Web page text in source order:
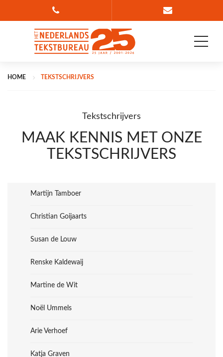
Bel 088 835 78 36 Ga naar
HOME TEKSTSCHRIJVERS
Tekstschrijvers
MAAK KENNIS MET ONZE
TEKSTSCHRIJVERS
Martijn Tamboer
Christian Goijaarts
Susan de Louw
Renske Kaldewaij
Martine de Wit
Noël Ummels
Arie Verhoef
Katja Graven